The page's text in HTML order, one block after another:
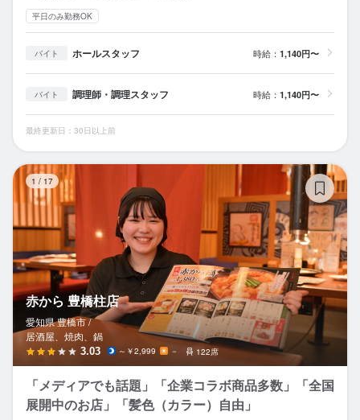
平日のみ勤務OK
バイト ホールスタッフ 時給： 1,140円〜
バイト 調理師・調理スタッフ 時給： 1,140円〜
最終更新日：30日以上前
1 / 17
赤から 豊橋柱店
愛知県 豊橋市 /
居酒屋、焼肉、鍋
3.03 ～￥2,999 － 122席
「メディアでも話題」「企業コラボ商品多数」「全国
展開中のお店」「髪色（カラー）自由」